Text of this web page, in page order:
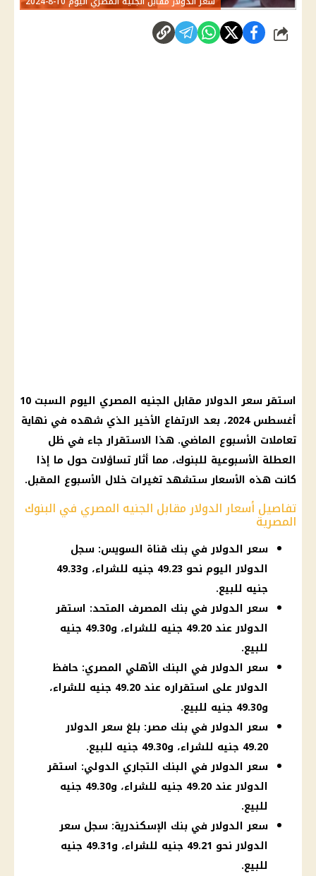
شارك
استقر سعر الدولار مقابل الجنيه المصري اليوم السبت 10
أغسطس 2024، بعد الارتفاع الأخير الذي شهده في نهاية
تعاملات الأسبوع الماضي. هذا الاستقرار جاء في ظل
العطلة الأسبوعية للبنوك، مما أثار تساؤلات حول ما إذا
كانت هذه الأسعار ستشهد تغيرات خلال الأسبوع المقبل.
تفاصيل أسعار الدولار مقابل الجنيه المصري في البنوك
المصرية
سعر الدولار في بنك قناة السويس: سجل
الدولار اليوم نحو 49.23 جنيه للشراء، و49.33
جنيه للبيع.
سعر الدولار في بنك المصرف المتحد: استقر
الدولار عند 49.20 جنيه للشراء، و49.30 جنيه
للبيع.
سعر الدولار في البنك الأهلي المصري: حافظ
الدولار على استقراره عند 49.20 جنيه للشراء،
و49.30 جنيه للبيع.
سعر الدولار في بنك مصر: بلغ سعر الدولار
49.20 جنيه للشراء، و49.30 جنيه للبيع.
سعر الدولار في البنك التجاري الدولي: استقر
الدولار عند 49.20 جنيه للشراء، و49.30 جنيه
للبيع.
سعر الدولار في بنك الإسكندرية: سجل سعر
الدولار نحو 49.21 جنيه للشراء، و49.31 جنيه
للبيع.